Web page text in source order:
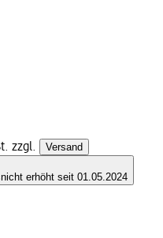
zzgl. Versand
nicht erhöht seit 01.05.2024